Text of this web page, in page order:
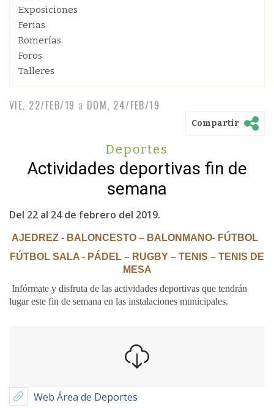
Exposiciones
Ferias
Romerías
Foros
Talleres
VIE, 22/FEB/19 a DOM, 24/FEB/19
Compartir
Deportes
Actividades deportivas fin de
semana
Del 22 al 24 de febrero del 2019.
AJEDREZ - BALONCESTO – BALONMANO- FÚTBOL
FÚTBOL SALA - PÁDEL – RUGBY – TENIS – TENIS DE
MESA
Infórmate y disfruta de las actividades deportivas que tendrán
lugar este fin de semana en las instalaciones municipales.
Web Área de Deportes